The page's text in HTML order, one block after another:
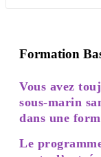
Formation
Vous avez
sous-marin
dans une
Le